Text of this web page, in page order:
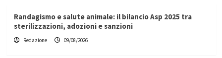
Randagismo e salute animale: il bilancio Asp 2025 tra
sterilizzazioni, adozioni e sanzioni
Redazione 09/08/2026